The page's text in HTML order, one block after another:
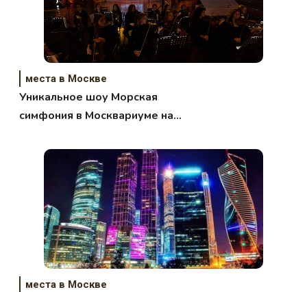
места в Москве
Уникальное шоу Морская
симфония в Москвариуме на
места в Москве